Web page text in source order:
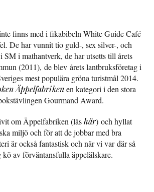
finns med i fikabibeln White Guide Café
De har vunnit tio guld-, sex silver-, och
SM i mathantverk, de har utsetts till årets
(2011), de blev årets lantbruksföretag i
mest populära gröna turistmål 2014.
Äppelfabrikenen kategori i den stora
Gourmand Award.
om Äppelfabriken (läshär) och hyllat
miljö och för att de jobbar med bra
är också fantastisk och när vi var där så
av förväntansfulla äppelälskare.